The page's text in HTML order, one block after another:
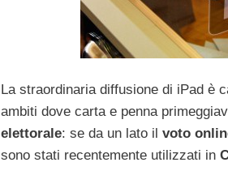
La straordinaria diffusione di iPad è
ambiti dove carta e penna
elettorale: se da un lato il voto
sono stati recentemente utilizzati in